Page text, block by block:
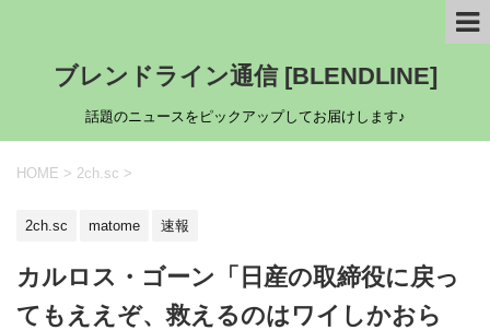
ブレンドライン通信 [BLENDLINE]
話題のニュースをピックアップしてお届けします♪
HOME > 2ch.sc >
2ch.sc matome 速報
カルロス・ゴーン「日産の取締役に戻っ
てもええぞ、救えるのはワイしかおら